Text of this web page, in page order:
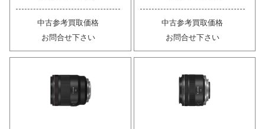
中古参考買取価格
お問合せ下さい
中古参考買取価格
お問合せ下さい